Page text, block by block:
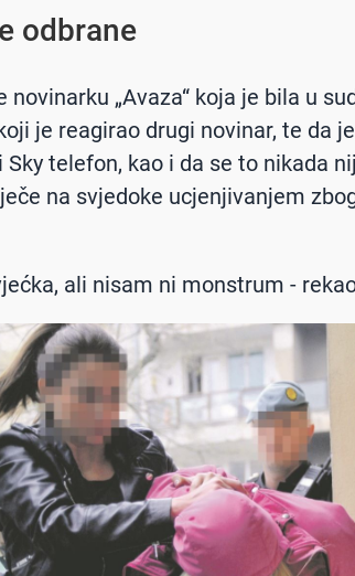
odbrane
novinarku „Avaza“ koja je bila u
je reagirao drugi novinar, te da
Sky telefon, kao i da se to nikada
na svjedoke ucjenjivanjem
ali nisam ni monstrum -